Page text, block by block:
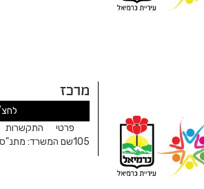
מרכז
פרטי התקשרות
105שם המשרד: מתנ"ס ...